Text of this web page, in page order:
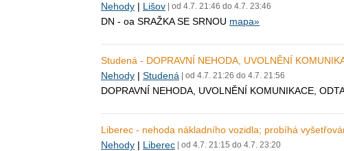
Nehody | Lišov | od 4.7. 21:46 do 4.7. 23:46
DN - oa SRAŽKA SE SRNOU mapa»
Studená - DOPRAVNÍ NEHODA, UVOLNĚNÍ
Nehody | Studená | od 4.7. 21:26 do 4.7. 21:56
DOPRAVNÍ NEHODA, UVOLNĚNÍ KOMUNIKACE,
Liberec - nehoda nákladního vozidla; probíhá
Nehody | Liberec | od 4.7. 21:15 do 4.7. 23:20